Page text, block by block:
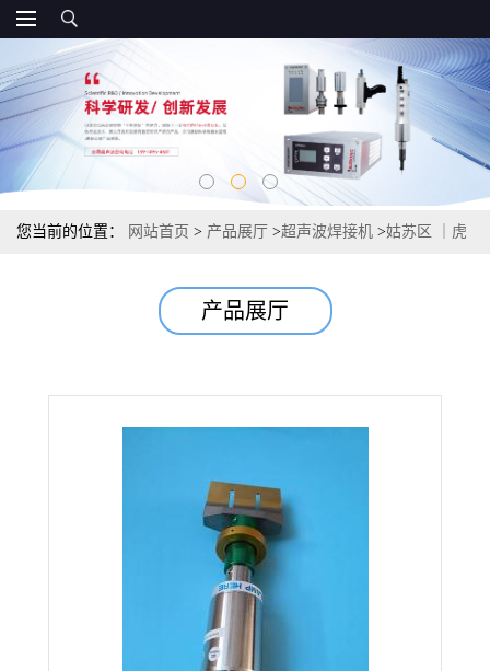
您当前的位置： 网站首页 > 产品展厅 >超声波焊接机 >姑苏区 ｜虎
产品展厅